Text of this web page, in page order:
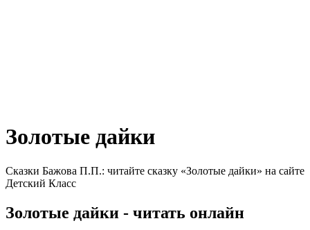
Золотые дайки
Сказки Бажова П.П.: читайте сказку «Золотые дайки» на сайте
Детский Класс
Золотые дайки - читать онлайн